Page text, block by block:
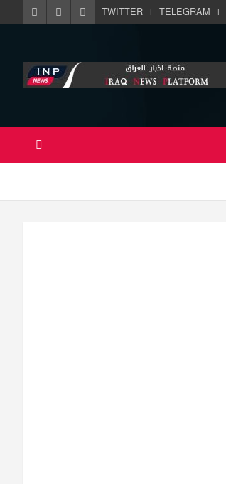
TELEGRAM
TWITTER